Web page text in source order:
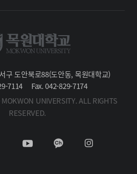
구 도안북로88(도안동, 목원대학교)
7114
Fax. 042-829-7174
UNIVERSITY. ALL RIGHTS
RESERVED.